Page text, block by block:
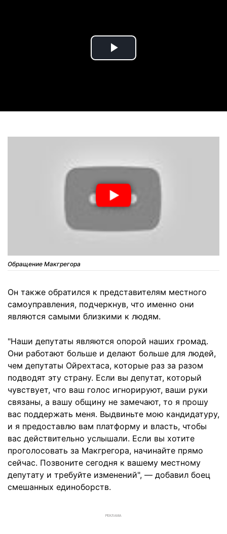
Play
Обращение Макгрегора
Он также обратился к представителям местного
самоуправления, подчеркнув, что именно они
являются самыми близкими к людям.
"Наши депутаты являются опорой наших громад.
Они работают больше и делают больше для людей,
чем депутаты Ойрехтаса, которые раз за разом
подводят эту страну. Если вы депутат, который
чувствует, что ваш голос игнорируют, ваши руки
связаны, а вашу общину не замечают, то я прошу
вас поддержать меня. Выдвиньте мою кандидатуру,
и я предоставлю вам платформу и власть, чтобы
вас действительно услышали. Если вы хотите
проголосовать за Макгрегора, начинайте прямо
сейчас. Позвоните сегодня к вашему местному
депутату и требуйте изменений", — добавил боец
смешанных единоборств.
РЕКЛАМА